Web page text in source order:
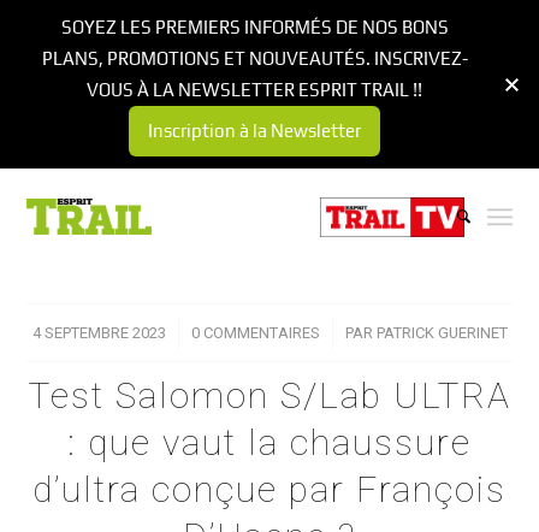
4 SEPTEMBRE 2023
/ 0 COMMENTAIRES
/ PAR PATRICK GUERINET
Test Salomon S/Lab ULTRA
: que vaut la chaussure
d’ultra conçue par François
SOYEZ LES PREMIERS INFORMÉS DE NOS BONS
PLANS, PROMOTIONS ET NOUVEAUTÉS. INSCRIVEZ-
VOUS À LA NEWSLETTER ESPRIT TRAIL !!
Inscription à la Newsletter